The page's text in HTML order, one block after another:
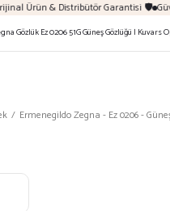
Ürün & Distribütör Garantisi 🛡️
Ermenegildo Zegna - Ez 0206 -